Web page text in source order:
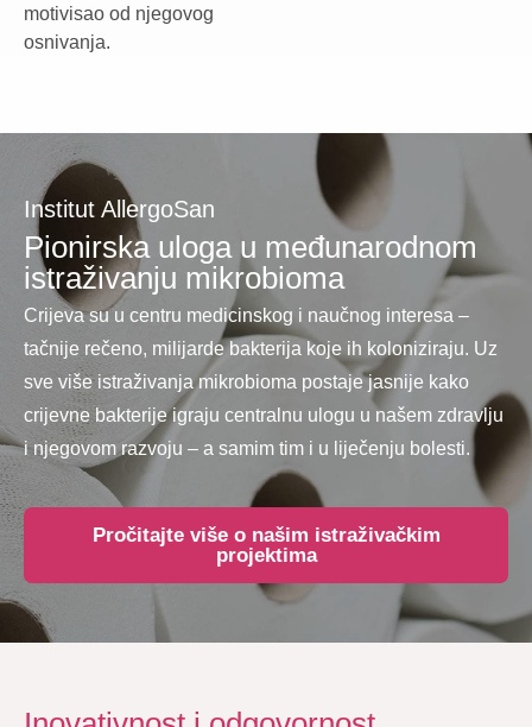
motivisao od njegovog
osnivanja.
Institut AllergoSan
Pionirska uloga u međunarodnom
istraživanju mikrobioma
Crijeva su u centru medicinskog i naučnog interesa –
tačnije rečeno, milijarde bakterija koje ih koloniziraju. Uz
sve više istraživanja mikrobioma postaje jasnije kako
crijevne bakterije igraju centralnu ulogu u našem zdravlju
i njegovom razvoju – a samim tim i u liječenju bolesti.
Pročitajte više o našim istraživačkim
projektima